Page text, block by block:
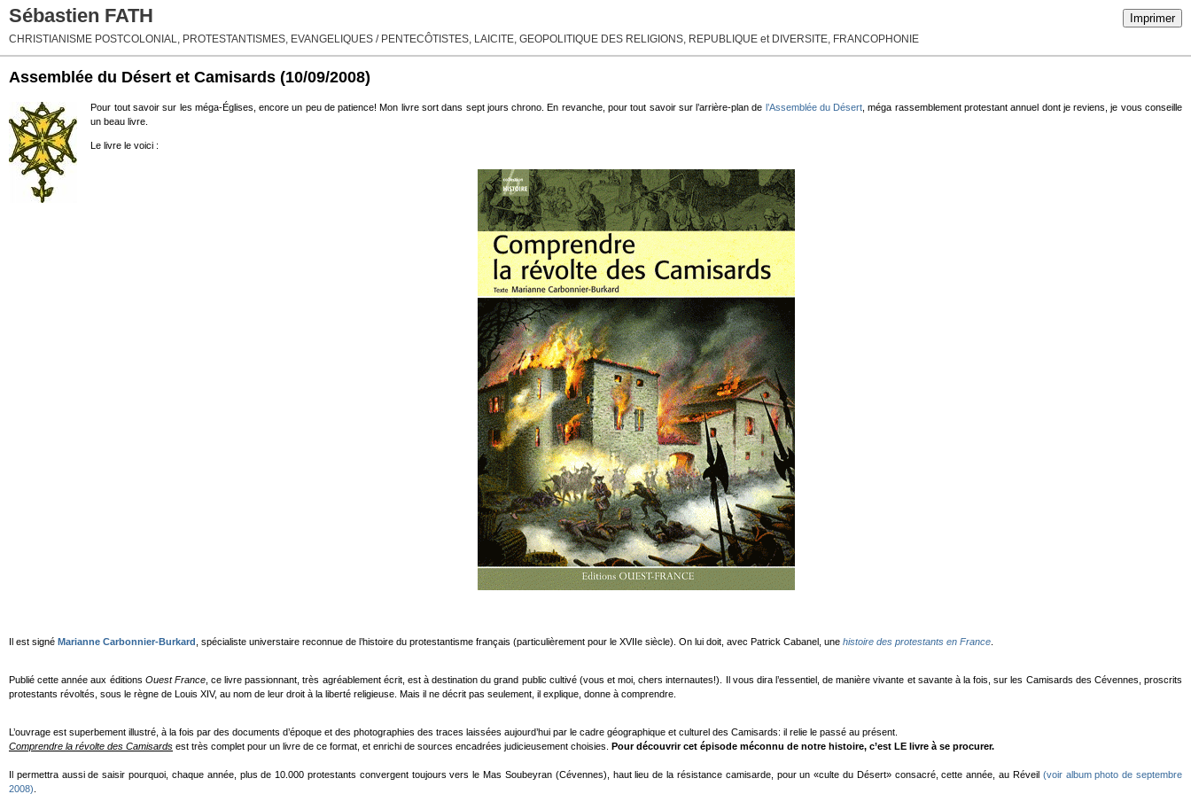
Imprimer
Sébastien FATH
CHRISTIANISME POSTCOLONIAL, PROTESTANTISMES, EVANGELIQUES / PENTECÔTISTES, LAICITE, GEOPOLITIQUE DES RELIGIONS, REPUBLIQUE et DIVERSITE, FRANCOPHONIE
Assemblée du Désert et Camisards (10/09/2008)
Pour tout savoir sur les méga-Églises, encore un peu de patience! Mon livre sort dans sept jours chrono. En revanche, pour tout savoir sur l’arrière-plan de l’Assemblée du Désert , méga rassemblement protestant annuel dont je reviens, je vous conseille
un beau livre.
Le livre le voici :
Il est signé Marianne Carbonnier-Burkard , spécialiste universtaire reconnue de l’histoire du protestantisme français (particulièrement pour le XVIIe siècle). On lui doit, avec Patrick Cabanel, une histoire des protestants en France
Publié cette année aux éditions Ouest France, ce livre passionnant, très agréablement écrit, est à destination du grand public cultivé (vous et moi, chers internautes!). Il vous dira l’essentiel, de manière vivante et savante à la fois, sur les Camisards des Cévennes, proscrits
protestants révoltés, sous le règne de Louis XIV, au nom de leur droit à la liberté religieuse. Mais il ne décrit pas seulement, il explique, donne à comprendre.
L’ouvrage est superbement illustré, à la fois par des documents d’époque et des photographies des traces laissées aujourd’hui par le cadre géographique et culturel des Camisards: il relie le passé au présent.
Comprendre la révolte des Camisards est très complet pour un livre de ce format, et enrichi de sources encadrées judicieusement choisies. Pour découvrir cet épisode méconnu de notre histoire, c’est LE livre à se procurer.
Il permettra aussi de saisir pourquoi, chaque année, plus de 10.000 protestants convergent toujours vers le Mas Soubeyran (Cévennes), haut lieu de la résistance camisarde, pour un «culte du Désert» consacré, cette année, au Réveil (voir album photo de septembre
2008)